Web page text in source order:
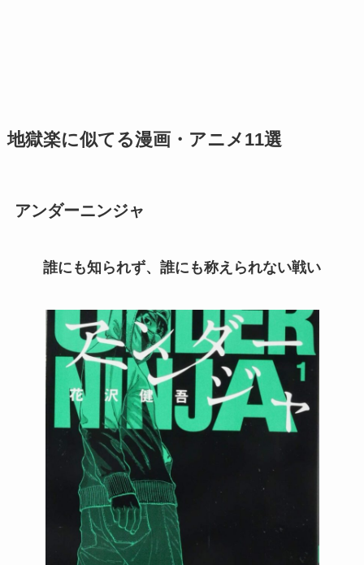
地獄楽に似てる漫画・アニメ11選
アンダーニンジャ
誰にも知られず、誰にも称えられない戦い